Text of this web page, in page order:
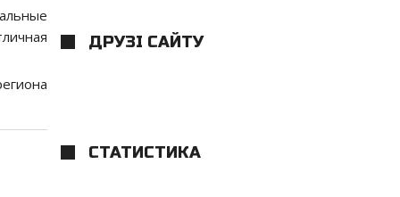
ДРУЗІ САЙТУ
СТАТИСТИКА